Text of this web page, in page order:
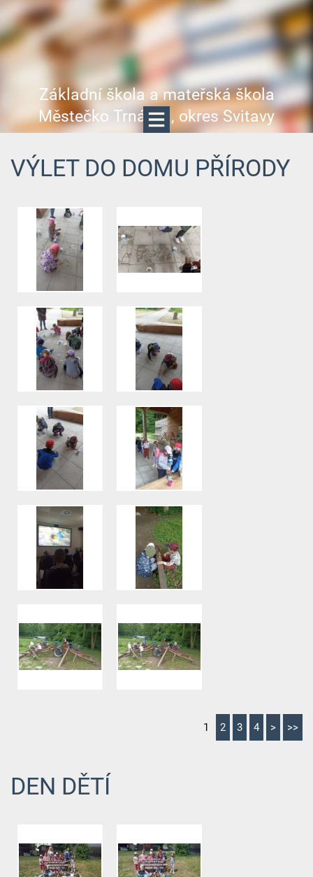
Základní škola a mateřská škola
Městečko Trnávka, okres Svitavy
VÝLET DO DOMU PŘÍRODY
1 2 3 4 > >>
DEN DĚTÍ